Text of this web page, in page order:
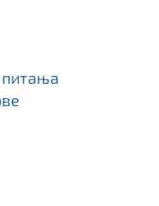
питања